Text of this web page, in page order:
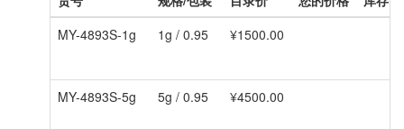
MY-4893S-1g
1g / 0.95 ¥1500.00
MY-4893S-5g 5g / 0.95 ¥4500.00